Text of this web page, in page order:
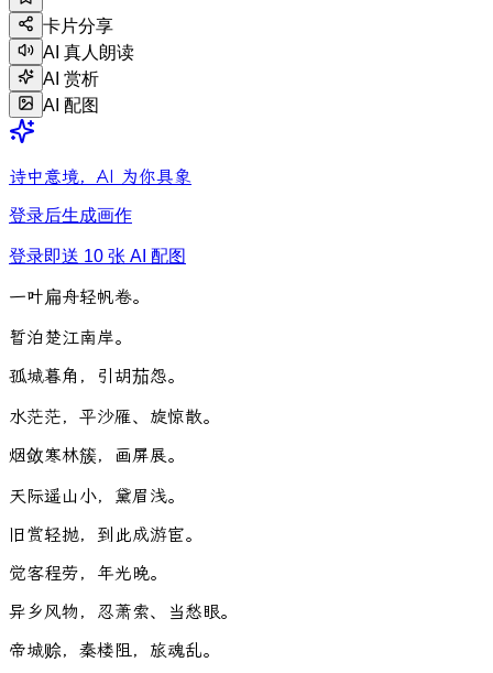
卡片分享
AI 真人朗读
AI 赏析
AI 配图
诗中意境，AI 为你具象
登录后生成画作
登录即送 10 张 AI 配图
一叶扁舟轻帆卷。
暂泊楚江南岸。
孤城暮角 ， 引胡茄怨。
水茫茫， 平沙雁、 旋惊散。
烟敛寒林簇， 画屏展。
天际遥山小， 黛眉 浅。
旧赏轻抛， 到 此成游宦。
觉客程劳， 年光晚。
异 乡风物 ， 忍萧索、 当愁眼。
帝城赊， 秦楼阻， 旅魂乱。